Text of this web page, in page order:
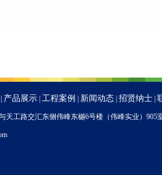
| 产品展示 | 工程案例 | 新闻动态 | 招贤纳士 |
工路交汇东侧伟峰东樾6号楼（伟峰实业）905